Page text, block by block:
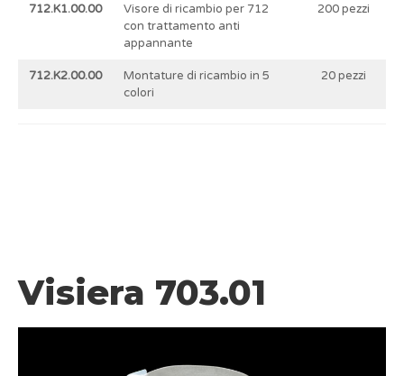
712.K1.00.00
Visore di ricambio per 712
con trattamento anti
appannante
200 pezzi
712.K2.00.00
Montature di ricambio in 5
colori
20 pezzi
Visiera 703.01